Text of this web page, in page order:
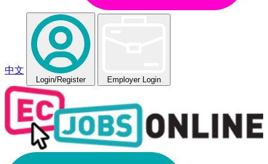
中文
Login/Register Employer Login